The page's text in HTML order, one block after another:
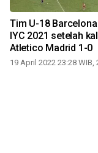
Tim U-18
IYC 2021 setelah
Atletico Madrid 1-0
19 April 2022 23:28 WIB,